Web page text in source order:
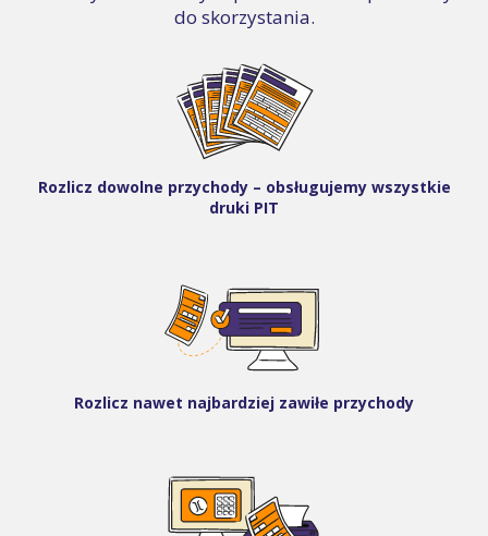
do skorzystania.
Rozlicz dowolne przychody – obsługujemy wszystkie
druki PIT
Rozlicz nawet najbardziej zawiłe przychody